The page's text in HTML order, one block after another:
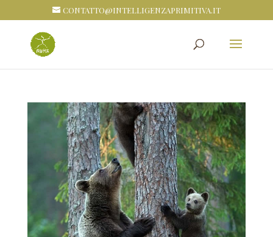
CONTATTO@INTELLIGENZAPRIMITIVA.IT